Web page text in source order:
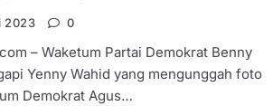
2023 0
– Waketum Partai Demokrat Benny
Yenny Wahid yang mengunggah foto
Demokrat Agus…